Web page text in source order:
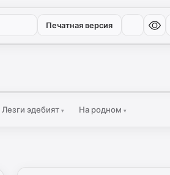
Печатная версия
Лезги эдебият▾ На родном▾